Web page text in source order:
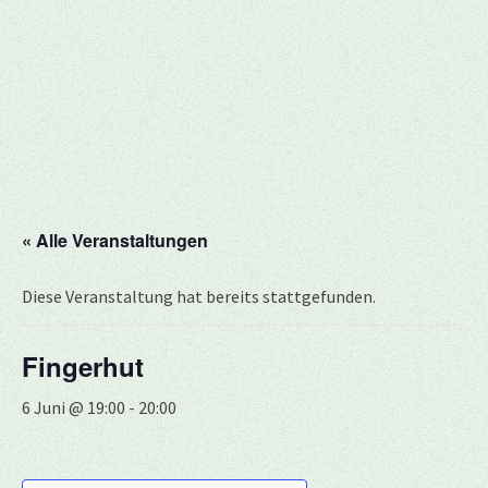
« Alle Veranstaltungen
Diese Veranstaltung hat bereits stattgefunden.
Fingerhut
6 Juni @ 19:00 - 20:00